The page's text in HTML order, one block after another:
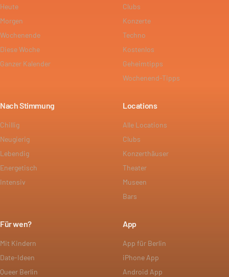
Heute
Morgen
Wochenende
Diese Woche
Ganzer Kalender
Clubs
Konzerte
Techno
Kostenlos
Geheimtipps
Wochenend-Tipps
Nach Stimmung
Chillig
Neugierig
Lebendig
Energetisch
Intensiv
Locations
Alle Locations
Clubs
Konzerthäuser
Theater
Museen
Bars
Für wen?
Mit Kindern
Date-Ideen
Queer Berlin
App
App für Berlin
iPhone App
Android App